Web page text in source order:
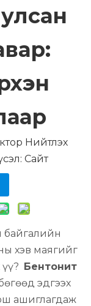
Нийтлэх
Сайт
байгалийн
хэв маягийг
Бентонит
эдгээх
ашиглагдаж